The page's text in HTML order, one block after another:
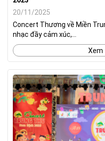
20/11/2025
Concert Thương về Miền
nhạc đầy cảm xúc,...
Xem